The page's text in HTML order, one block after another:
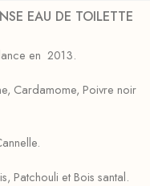
EAU DE TOILETTE
en 2013.
Cardamome, Poivre noir
Patchouli et Bois santal.